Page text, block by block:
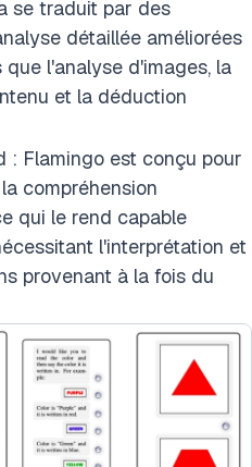
se traduit par des
détaillée améliorées
l'analyse d'images, la
et la déduction
: Flamingo est conçu pour
compréhension
qui le rend capable
l'interprétation et
provenant à la fois du